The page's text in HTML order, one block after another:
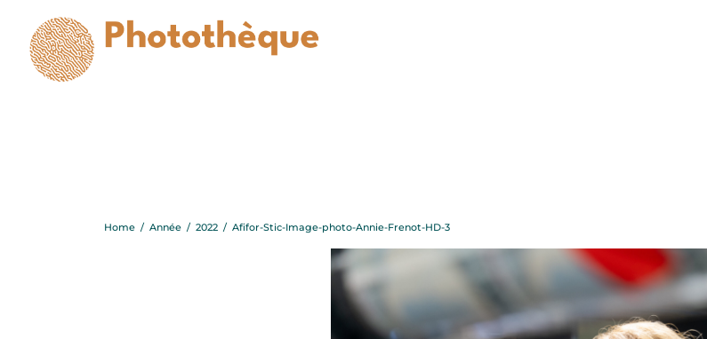
Home / Année / 2022 / Afifor-Stic-Image-photo-Annie-Frenot-HD-3